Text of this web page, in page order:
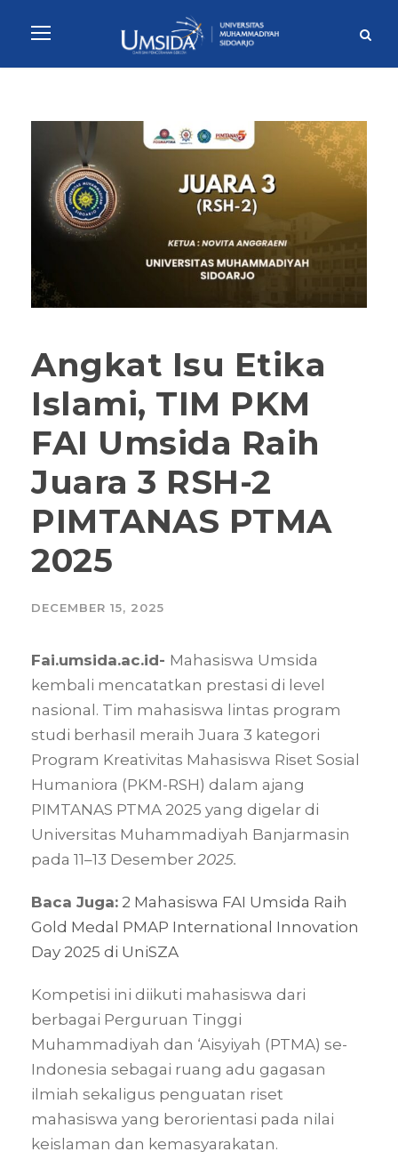
Angkat Isu Etika
Islami, TIM PKM
FAI Umsida Raih
Juara 3 RSH-2
PIMTANAS PTMA
2025
DECEMBER 15, 2025
Fai.umsida.ac.id- Mahasiswa Umsida
kembali mencatatkan prestasi di level
nasional. Tim mahasiswa lintas program
studi berhasil meraih Juara 3 kategori
Program Kreativitas Mahasiswa Riset Sosial
Humaniora (PKM-RSH) dalam ajang
PIMTANAS PTMA 2025 yang digelar di
Universitas Muhammadiyah Banjarmasin
pada 11–13 Desember 2025.
Baca Juga: 2 Mahasiswa FAI Umsida Raih
Gold Medal PMAP International Innovation
Day 2025 di UniSZA
Kompetisi ini diikuti mahasiswa dari
berbagai Perguruan Tinggi
Muhammadiyah dan ‘Aisyiyah (PTMA) se-
Indonesia sebagai ruang adu gagasan
ilmiah sekaligus penguatan riset
mahasiswa yang berorientasi pada nilai
keislaman dan kemasyarakatan.